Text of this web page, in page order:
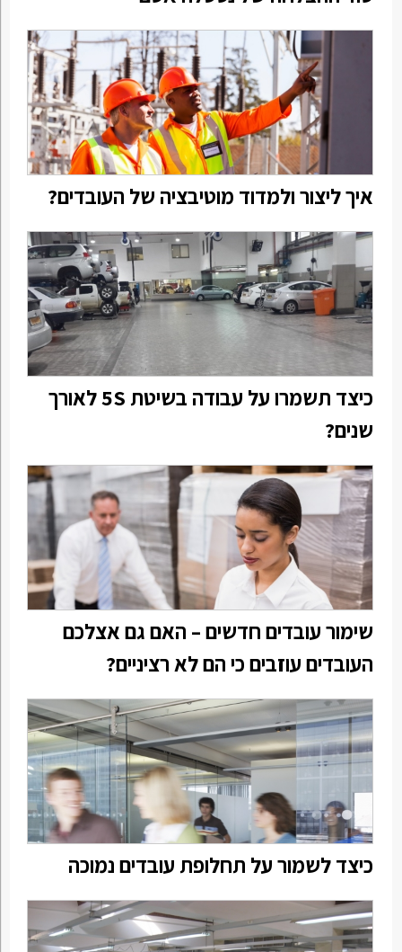
איך ליצור ולמדוד מוטיבציה של העובדים?
כיצד תשמרו על עבודה בשיטת 5S לאורך
שנים?
שימור עובדים חדשים – האם גם אצלכם
העובדים עוזבים כי הם לא רציניים?
כיצד לשמור על תחלופת עובדים נמוכה